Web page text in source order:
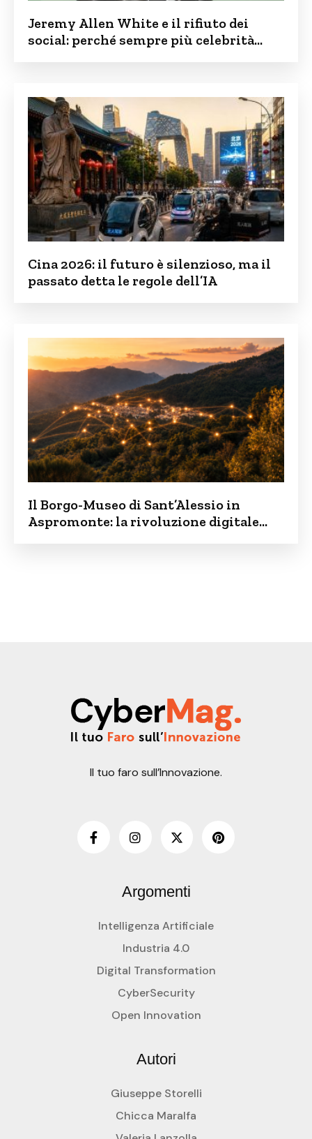
Jeremy Allen White e il rifiuto dei
social: perché sempre più celebrità
Cina 2026: il futuro è silenzioso, ma il
passato detta le regole dell’IA
Il Borgo-Museo di Sant’Alessio in
Aspromonte: la rivoluzione digitale
Il tuo faro sull’Innovazione.
Argomenti
Intelligenza Artificiale
Industria 4.0
Digital Transformation
CyberSecurity
Open Innovation
Autori
Giuseppe Storelli
Chicca Maralfa